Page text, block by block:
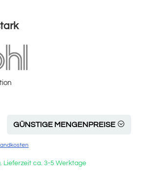
GÜNSTIGE MENGENPREISE
Lieferzeit ca. 3-5 Werktage